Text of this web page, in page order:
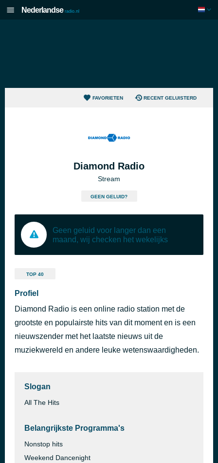
Nederlandse radio.nl
FAVORIETEN RECENT GELUISTERD
Diamond Radio
Stream
GEEN GELUID?
Geen geluid voor langer dan een
maand, wij checken het wekelijks
TOP 40
Profiel
Diamond Radio is een online radio station met de
grootste en populairste hits van dit moment en is een
nieuwszender met het laatste nieuws uit de
muziekwereld en andere leuke wetenswaardigheden.
Slogan
All The Hits
Belangrijkste Programma's
Nonstop hits
Weekend Dancenight